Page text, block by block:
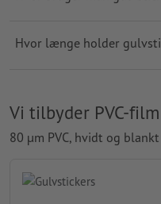
Hvor længe holder
Vi tilbyder PVC-
80 µm PVC, hvidt og